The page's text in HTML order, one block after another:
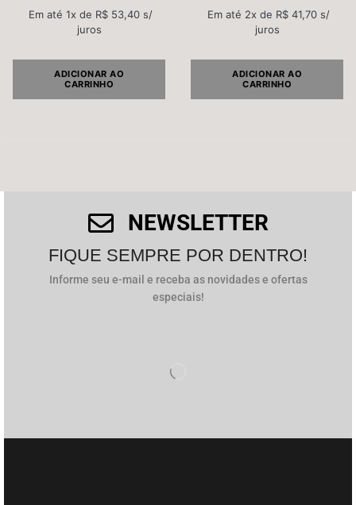
vez que eu comentar.
Em até 1x de R$53,40s/
juros
ADICIONAR AO
CARRINHO
Em até 2x de R$41,70s/
juros
ADICIONAR AO
CARRINHO
NEWSLETTER
FIQUE SEMPRE POR DENTRO!
Informe seu e-mail e receba as novidades e ofertas
especiais!